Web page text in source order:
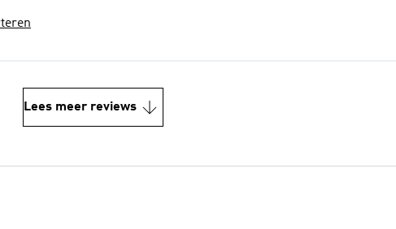
Lees meer reviews